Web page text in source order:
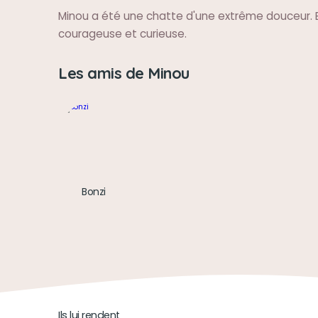
Minou a été une chatte d'une extrême douceur.
courageuse et curieuse.
Les amis de Minou
Bonzi
Ils lui rendent